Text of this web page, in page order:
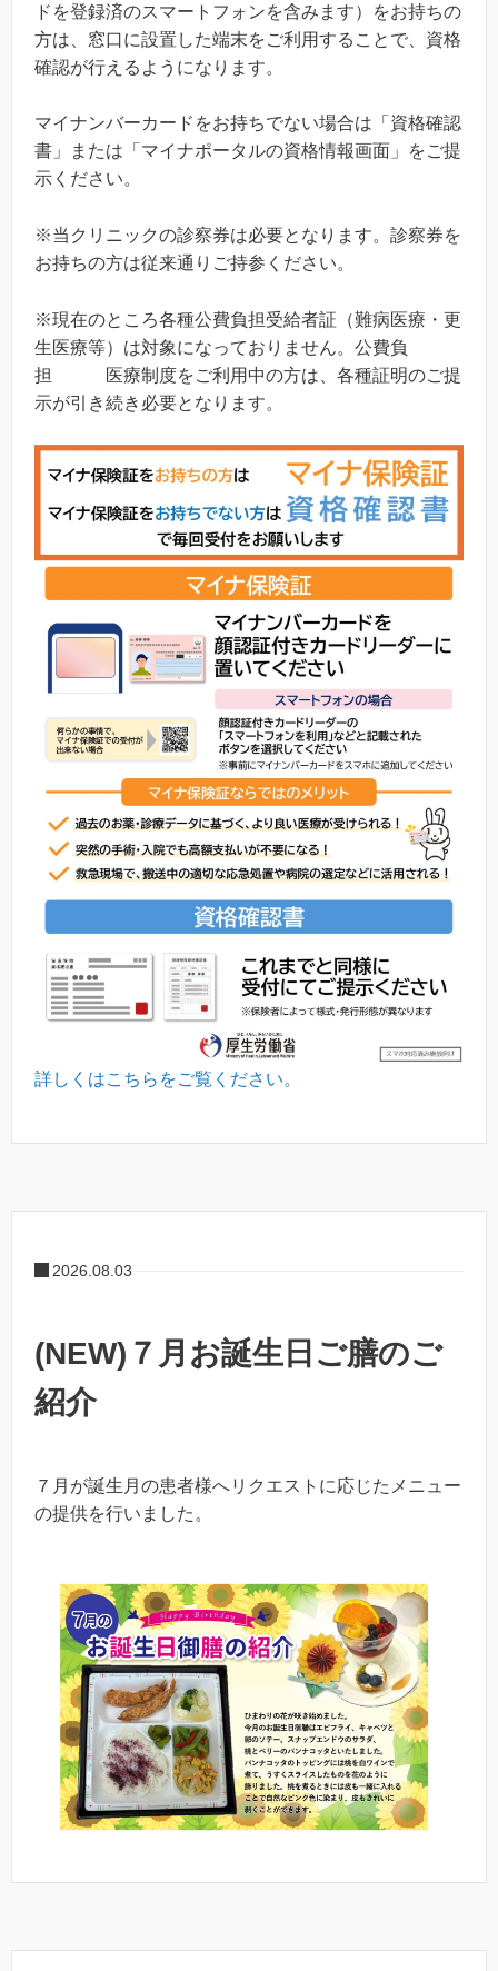
ドを登録済のスマートフォンを含みます）をお持ちの
方は、窓口に設置した端末をご利用することで、資格
確認が行えるようになります。
マイナンバーカードをお持ちでない場合は「資格確認
書」または「マイナポータルの資格情報画面」をご提
示ください。
※当クリニックの診察券は必要となります。診察券を
お持ちの方は従来通りご持参ください。
※現在のところ各種公費負担受給者証（難病医療・更
生医療等）は対象になっておりません。公費負
担 医療制度をご利用中の方は、各種証明のご提
示が引き続き必要となります。
詳しくはこちらをご覧ください。
2026.08.03
(NEW)７月お誕生日ご膳のご
紹介
７月が誕生月の患者様へリクエストに応じたメニュー
の提供を行いました。